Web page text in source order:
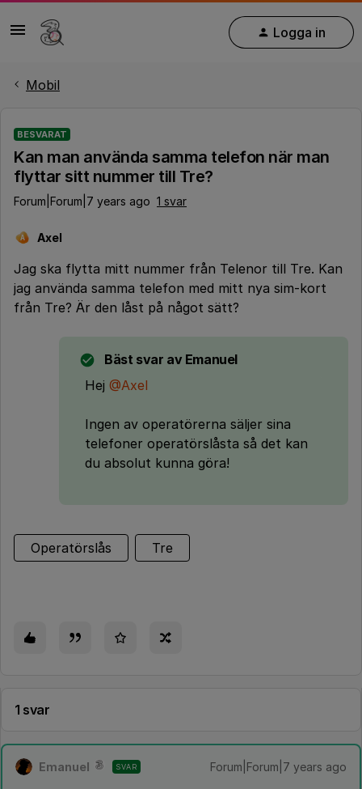
Logga in
Mobil
BESVARAT
Kan man använda samma telefon när man
flyttar sitt nummer till Tre?
Forum|Forum|7 years ago 1 svar
A Axel
Jag ska flytta mitt nummer från Telenor till Tre. Kan
jag använda samma telefon med mitt nya sim-kort
från Tre? Är den låst på något sätt?
Bäst svar av Emanuel
Hej @Axel
Ingen av operatörerna säljer sina
telefoner operatörslåsta så det kan
du absolut kunna göra!
Operatörslås Tre
1 svar
Emanuel SVAR Forum|Forum|7 years ago